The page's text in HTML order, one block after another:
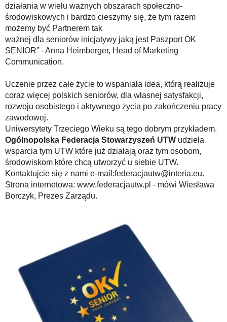
działania w wielu ważnych obszarach społeczno-
środowiskowych i bardzo cieszymy się, że tym razem
możemy być Partnerem tak
ważnej dla seniorów inicjatywy jaką jest Paszport OK
SENIOR” - Anna Heimberger, Head of Marketing
Communication.
Uczenie przez całe życie to wspaniała idea, którą realizuje
coraz więcej polskich seniorów, dla własnej satysfakcji,
rozwoju osobistego i aktywnego życia po zakończeniu pracy
zawodowej.
Uniwersytety Trzeciego Wieku są tego dobrym przykładem.
Ogólnopolska Federacja Stowarzyszeń UTW udziela
wsparcia tym UTW które już działają oraz tym osobom,
środowiskom które chcą utworzyć u siebie UTW.
Kontaktujcie się z nami e-mail:federacjautw@interia.eu.
Strona internetowa: www.federacjautw.pl - mówi Wiesława
Borczyk, Prezes Zarządu.